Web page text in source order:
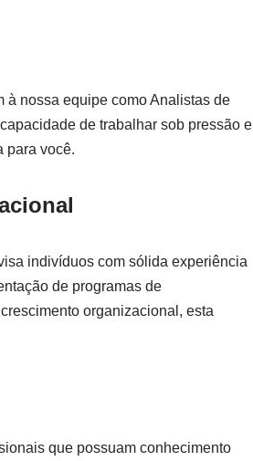
à nossa equipe como Analistas de
de trabalhar sob pressão e
para você.
indivíduos com sólida experiência
de programas de
organizacional, esta
que possuam conhecimento